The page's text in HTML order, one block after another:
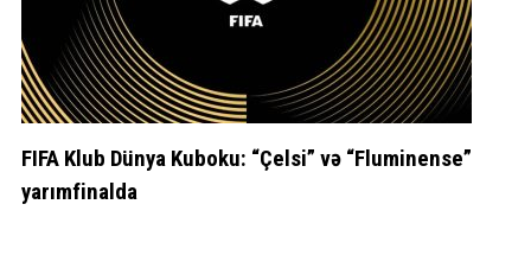
FIFA Klub Dünya Kuboku: “Çelsi” və “Fluminense”
yarımfinalda